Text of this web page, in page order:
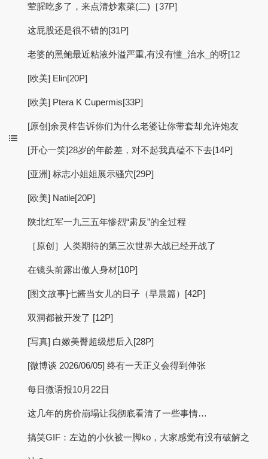
荤腥吃多了，来点清炒素菜(二)［37P]
这屁股还是很不错的[31P]
老婆的黑鲍最近粘液外溢严重,有没有懂_治水_的呀[12
[欧美] Elin[20P]
[欧美] Ptera K Cupermis[33P]
[原创]余灵梓告诉你们为什么老婆让你带套却允许炮友
[开心一笑]28岁的年龄差，对不起我真磕不下去[14P]
[亚洲] 标志小姐姐展示骚穴[29P]
[欧美] Natile[20P]
陕北红军一九三五年惨烈“肃反”的全过程
［原创］人类期待的第三次世界大战已经开战了
在镜头前露出傲人身材[10P]
[图文故事]七酱当女儿的日子（早晨篇）[42P]
双洞都被开发了 [12P]
[写真] 白嫩美臀超级想后入[28P]
[微博谈 2026/06/05] 终有一天正义会得到伸张
每日微语报10月22日
这几年的房价崩塌让我彻底看清了一些事情…
搞笑GIF：左边的小伙被一脚ko，大家感觉有没有破解之